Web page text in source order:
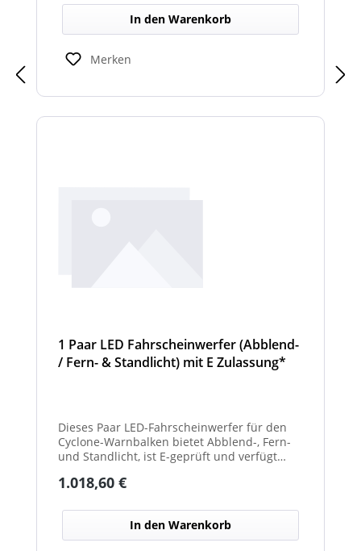
Arbeitsbereichen bei allen Fahrzeugtypen.
Balkenbreiten mit Scheinwerfermodulen
können geringfügig von den angegebenen
Standardbreiten abweichen. Modelle mit nur
2 Scheinwerfermodulen, können wahlweise
unbeleuchtet) haben. Die max. Anzahl der
In den Warenkorb
Merken
1 Paar LED Fahrscheinwerfer (Abblend-
/ Fern- & Standlicht) mit E Zulassung*
Dieses Paar LED-Fahrscheinwerfer für den
Cyclone-Warnbalken bietet Abblend-, Fern-
und Standlicht, ist E-geprüft und verfügt
Einsatz im Winterdienst.
Regulärer Preis:
1.018,60 €
In den Warenkorb